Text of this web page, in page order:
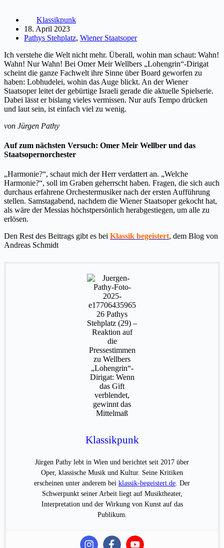
Klassikpunk
18. April 2023
Pathys Stehplatz, Wiener Staatsoper
Ich verstehe die Welt nicht mehr. Überall, wohin man schaut: Wahn!
Wahn! Nur Wahn! Bei Omer Meir Wellbers „Lohengrin“-Dirigat
scheint die ganze Fachwelt ihre Sinne über Board geworfen zu
haben: Lobhudelei, wohin das Auge blickt. An der Wiener
Staatsoper leitet der gebürtige Israeli gerade die aktuelle Spielserie.
Dabei lässt er bislang vieles vermissen. Nur aufs Tempo drücken
und laut sein, ist einfach viel zu wenig.
von Jürgen Pathy
Auf zum nächsten Versuch: Omer Meir Wellber und das
Staatsopernorchester
„Harmonie?“, schaut mich der Herr verdattert an. „Welche
Harmonie?“, soll im Graben geherrscht haben. Fragen, die sich auch
durchaus erfahrene Orchestermusiker nach der ersten Aufführung
stellen. Samstagabend, nachdem die Wiener Staatsoper gekocht hat,
als wäre der Messias höchstpersönlich herabgestiegen, um alle zu
erlösen.
Den Rest des Beitrags gibt es bei Klassik begeistert, dem Blog von
Andreas Schmidt
Klassikpunk
Jürgen Pathy lebt in Wien und berichtet seit 2017 über
Oper, klassische Musik und Kultur. Seine Kritiken
erscheinen unter anderem bei klassik-begeistert.de. Der
Schwerpunkt seiner Arbeit liegt auf Musiktheater,
Interpretation und der Wirkung von Kunst auf das
Publikum.